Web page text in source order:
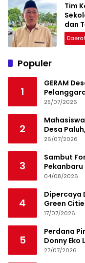
Tim
dan
Populer
1
GERAM
25/07/2026
2
Desa
dan Aksi
26/07/2026
3
Sambut
04/08/2026
4
Dipercaya
Green
17/07/2026
5
Perdana
Donny
27/07/2026